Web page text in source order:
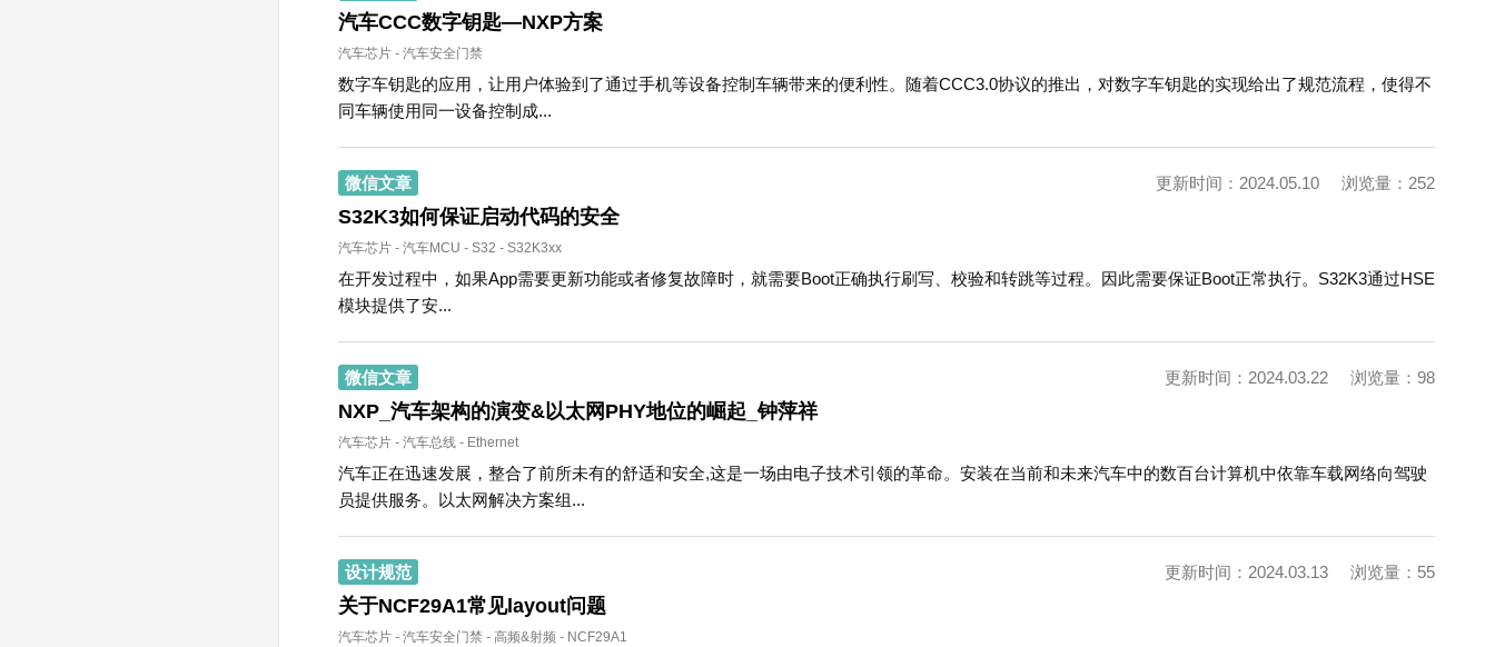
汽车CCC数字钥匙—NXP方案
汽车芯片 - 汽车安全门禁
数字车钥匙的应用，让用户体验到了通过手机等设备控制车辆带来的便利性。随着CCC3.0协议的推出，对数字车钥匙的实现给出了规范流程，使得不
同车辆使用同一设备控制成...
微信文章 浏览量：252
更新时间：2024.05.10
S32K3如何保证启动代码的安全
汽车芯片 - 汽车MCU - S32 - S32K3xx
在开发过程中，如果App需要更新功能或者修复故障时，就需要Boot正确执行刷写、校验和转跳等过程。因此需要保证Boot正常执行。S32K3通过HSE
模块提供了安...
微信文章 浏览量：98
更新时间：2024.03.22
NXP_汽车架构的演变&以太网PHY地位的崛起_钟萍祥
汽车芯片 - 汽车总线 - Ethernet
汽车正在迅速发展，整合了前所未有的舒适和安全,这是一场由电子技术引领的革命。安装在当前和未来汽车中的数百台计算机中依靠车载网络向驾驶
员提供服务。以太网解决方案组...
设计规范 浏览量：55
更新时间：2024.03.13
关于NCF29A1常见layout问题
汽车芯片 - 汽车安全门禁 - 高频&射频 - NCF29A1